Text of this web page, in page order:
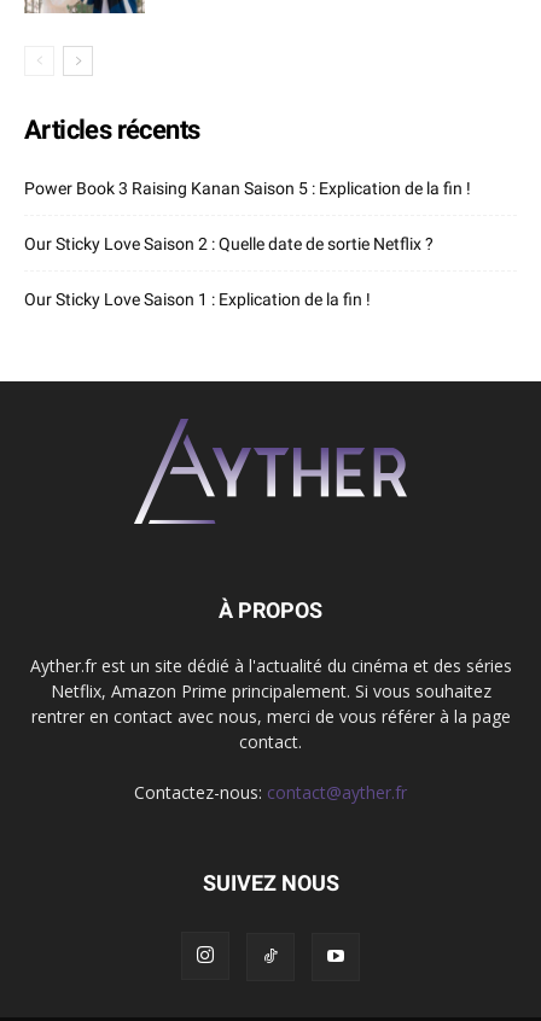
Articles récents
Power Book 3 Raising Kanan Saison 5 : Explication de la fin !
Our Sticky Love Saison 2 : Quelle date de sortie Netflix ?
Our Sticky Love Saison 1 : Explication de la fin !
À PROPOS
Ayther.fr est un site dédié à l'actualité du cinéma et des séries
Netflix, Amazon Prime principalement. Si vous souhaitez
rentrer en contact avec nous, merci de vous référer à la page
contact.
Contactez-nous: contact@ayther.fr
SUIVEZ NOUS